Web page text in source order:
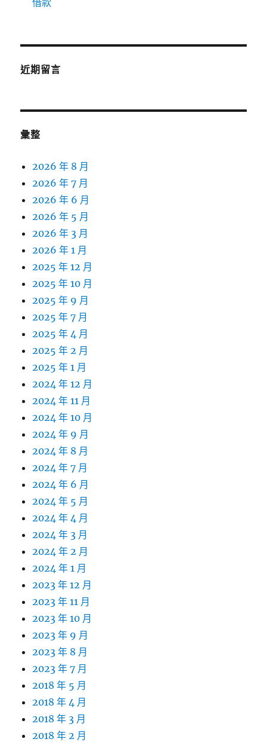
借款
近期留言
彙整
2026 年 8 月
2026 年 7 月
2026 年 6 月
2026 年 5 月
2026 年 3 月
2026 年 1 月
2025 年 12 月
2025 年 10 月
2025 年 9 月
2025 年 7 月
2025 年 4 月
2025 年 2 月
2025 年 1 月
2024 年 12 月
2024 年 11 月
2024 年 10 月
2024 年 9 月
2024 年 8 月
2024 年 7 月
2024 年 6 月
2024 年 5 月
2024 年 4 月
2024 年 3 月
2024 年 2 月
2024 年 1 月
2023 年 12 月
2023 年 11 月
2023 年 10 月
2023 年 9 月
2023 年 8 月
2023 年 7 月
2018 年 5 月
2018 年 4 月
2018 年 3 月
2018 年 2 月